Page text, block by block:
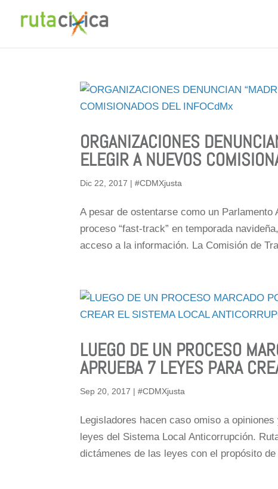
ORGANIZACIONES
ELEGIR A NUEVOS
Dic 22, 2017 |#CDMXjusta
A pesar de ostentarse como un
proceso “fast-track” en temporada
acceso a la información. La Comisión de
LUEGO DE UN PROCESO
APRUEBA 7 LEYES PARA
Sep 20, 2017 |#CDMXjusta
Legisladores hacen caso omiso a
leyes del Sistema Local Anticorrupción.
dictámenes de las leyes con el propósito